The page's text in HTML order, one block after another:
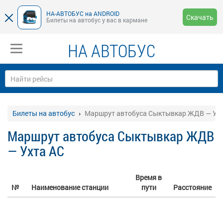
НА-АВТОБУС на ANDROID
Билеты на автобус у вас в кармане
Скачать
НА АВТОБУС
Билеты на автобус Маршрут автобуса Сыктывкар ЖДВ —
Маршрут автобуса Сыктывкар ЖДВ
— Ухта АС
№ Наименование станции
Время в
пути
Расстояние